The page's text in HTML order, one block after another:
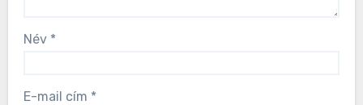
Név *
E-mail cím *